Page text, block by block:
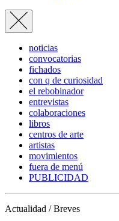
noticias
convocatorias
fichados
con q de curiosidad
el rebobinador
entrevistas
colaboraciones
libros
centros de arte
artistas
movimientos
fuera de menú
PUBLICIDAD
Actualidad / Breves